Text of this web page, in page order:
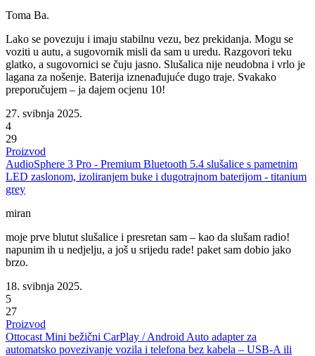
Toma Ba.
Lako se povezuju i imaju stabilnu vezu, bez prekidanja. Mogu se
voziti u autu, a sugovornik misli da sam u uredu. Razgovori teku
glatko, a sugovornici se čuju jasno. Slušalica nije neudobna i vrlo je
lagana za nošenje. Baterija iznenađujuće dugo traje. Svakako
preporučujem – ja dajem ocjenu 10!
27. svibnja 2025.
4
29
Proizvod
AudioSphere 3 Pro - Premium Bluetooth 5.4 slušalice s pametnim
LED zaslonom, izoliranjem buke i dugotrajnom baterijom - titanium
grey
miran
moje prve blutut slušalice i presretan sam – kao da slušam radio!
napunim ih u nedjelju, a još u srijedu rade! paket sam dobio jako
brzo.
18. svibnja 2025.
5
27
Proizvod
Ottocast Mini bežični CarPlay / Android Auto adapter za
automatsko povezivanje vozila i telefona bez kabela – USB-A ili